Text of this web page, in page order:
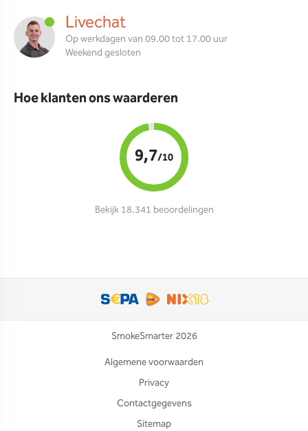
Livechat
Op werkdagen van 09.00 tot 17.00 uur
Weekend gesloten
Hoe klanten ons waarderen
9,7/10
Bekijk 18.341 beoordelingen
SmokeSmarter 2026
Algemene voorwaarden
Privacy
Contactgegevens
Sitemap